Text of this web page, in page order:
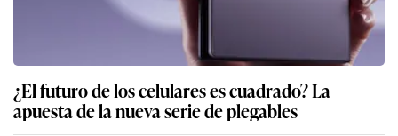
¿El futuro de los celulares es cuadrado? La
apuesta de la nueva serie de plegables